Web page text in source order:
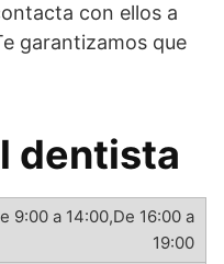
con ellos a
garantizamos que
dentista
9:00 a 14:00,De 16:00 a
19:00